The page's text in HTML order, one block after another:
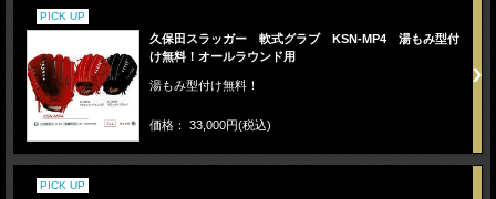
PICK UP
久保田スラッガー 軟式グラブ KSN-MP4 湯もみ型付
け無料！オールラウンド用
湯もみ型付け無料！
価格： 33,000円(税込)
PICK UP